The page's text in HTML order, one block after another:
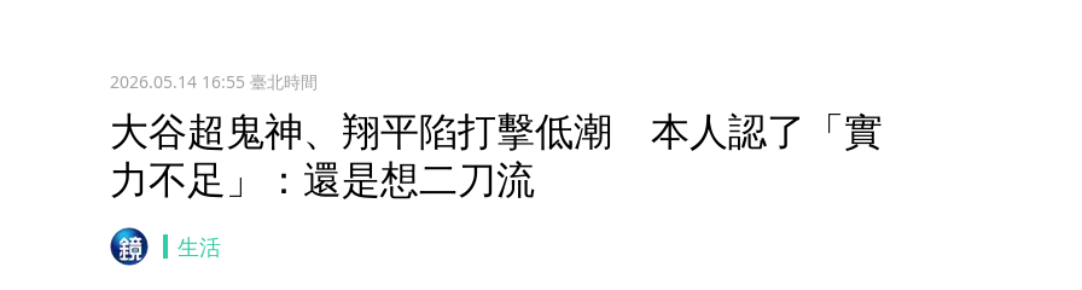
2026.05.14 16:55 臺北時間
大谷超鬼神、翔平陷打擊低潮 本人認了「實
力不足」：還是想二刀流
生活